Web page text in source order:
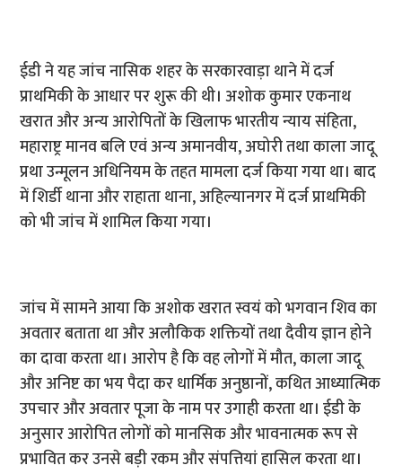
ईडी ने यह जांच नासिक शहर के सरकारवाड़ा थाने में दर्ज
प्राथमिकी के आधार पर शुरू की थी। अशोक कुमार एकनाथ
खरात और अन्य आरोपितों के खिलाफ भारतीय न्याय संहिता,
महाराष्ट्र मानव बलि एवं अन्य अमानवीय, अघोरी तथा काला जादू
प्रथा उन्मूलन अधिनियम के तहत मामला दर्ज किया गया था। बाद
में शिर्डी थाना और राहाता थाना, अहिल्यानगर में दर्ज प्राथमिकी
को भी जांच में शामिल किया गया।
जांच में सामने आया कि अशोक खरात स्वयं को भगवान शिव का
अवतार बताता था और अलौकिक शक्तियों तथा दैवीय ज्ञान होने
का दावा करता था। आरोप है कि वह लोगों में मौत, काला जादू
और अनिष्ट का भय पैदा कर धार्मिक अनुष्ठानों, कथित आध्यात्मिक
उपचार और अवतार पूजा के नाम पर उगाही करता था। ईडी के
अनुसार आरोपित लोगों को मानसिक और भावनात्मक रूप से
प्रभावित कर उनसे बड़ी रकम और संपत्तियां हासिल करता था।